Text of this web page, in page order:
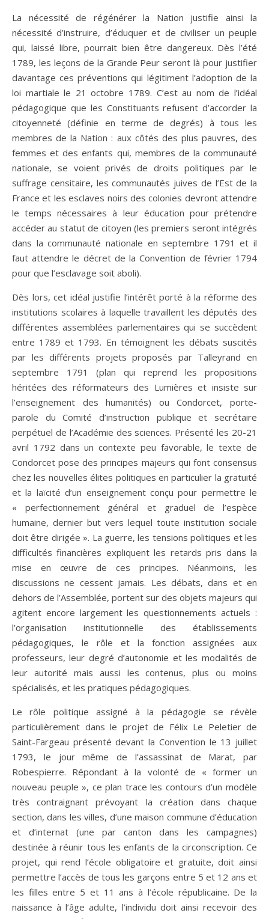
La nécessité de régénérer la Nation justifie ainsi la
nécessité d’instruire, d’éduquer et de civiliser un peuple
qui, laissé libre, pourrait bien être dangereux. Dès l’été
1789, les leçons de la Grande Peur seront là pour justifier
davantage ces préventions qui légitiment l’adoption de la
loi martiale le 21 octobre 1789. C’est au nom de l’idéal
pédagogique que les Constituants refusent d’accorder la
citoyenneté (définie en terme de degrés) à tous les
membres de la Nation : aux côtés des plus pauvres, des
femmes et des enfants qui, membres de la communauté
nationale, se voient privés de droits politiques par le
suffrage censitaire, les communautés juives de l’Est de la
France et les esclaves noirs des colonies devront attendre
le temps nécessaires à leur éducation pour prétendre
accéder au statut de citoyen (les premiers seront intégrés
dans la communauté nationale en septembre 1791 et il
faut attendre le décret de la Convention de février 1794
pour que l’esclavage soit aboli).
Dès lors, cet idéal justifie l’intérêt porté à la réforme des
institutions scolaires à laquelle travaillent les députés des
différentes assemblées parlementaires qui se succèdent
entre 1789 et 1793. En témoignent les débats suscités
par les différents projets proposés par Talleyrand en
septembre 1791 (plan qui reprend les propositions
héritées des réformateurs des Lumières et insiste sur
l’enseignement des humanités) ou Condorcet, porte-
parole du Comité d’instruction publique et secrétaire
perpétuel de l’Académie des sciences. Présenté les 20-21
avril 1792 dans un contexte peu favorable, le texte de
Condorcet pose des principes majeurs qui font consensus
chez les nouvelles élites politiques en particulier la gratuité
et la laïcité d’un enseignement conçu pour permettre le
« perfectionnement général et graduel de l’espèce
humaine, dernier but vers lequel toute institution sociale
doit être dirigée ». La guerre, les tensions politiques et les
difficultés financières expliquent les retards pris dans la
mise en œuvre de ces principes. Néanmoins, les
discussions ne cessent jamais. Les débats, dans et en
dehors de l’Assemblée, portent sur des objets majeurs qui
agitent encore largement les questionnements actuels :
l’organisation institutionnelle des établissements
pédagogiques, le rôle et la fonction assignées aux
professeurs, leur degré d’autonomie et les modalités de
leur autorité mais aussi les contenus, plus ou moins
spécialisés, et les pratiques pédagogiques.
Le rôle politique assigné à la pédagogie se révèle
particulièrement dans le projet de Félix Le Peletier de
Saint-Fargeau présenté devant la Convention le 13 juillet
1793, le jour même de l’assassinat de Marat, par
Robespierre. Répondant à la volonté de « former un
nouveau peuple », ce plan trace les contours d’un modèle
très contraignant prévoyant la création dans chaque
section, dans les villes, d’une maison commune d’éducation
et d’internat (une par canton dans les campagnes)
destinée à réunir tous les enfants de la circonscription. Ce
projet, qui rend l’école obligatoire et gratuite, doit ainsi
permettre l’accès de tous les garçons entre 5 et 12 ans et
les filles entre 5 et 11 ans à l’école républicaine. De la
naissance à l’âge adulte, l’individu doit ainsi recevoir des